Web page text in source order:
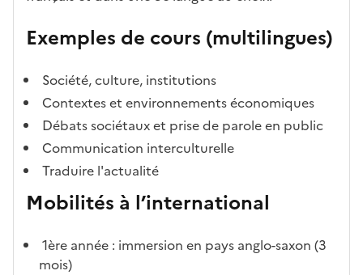
Exemples de cours (multilingues)
Société, culture, institutions
Contextes et environnements économiques
Débats sociétaux et prise de parole en public
Communication interculturelle
Traduire l'actualité
Mobilités à l’international
1ère année : immersion en pays anglo-saxon (3
mois)